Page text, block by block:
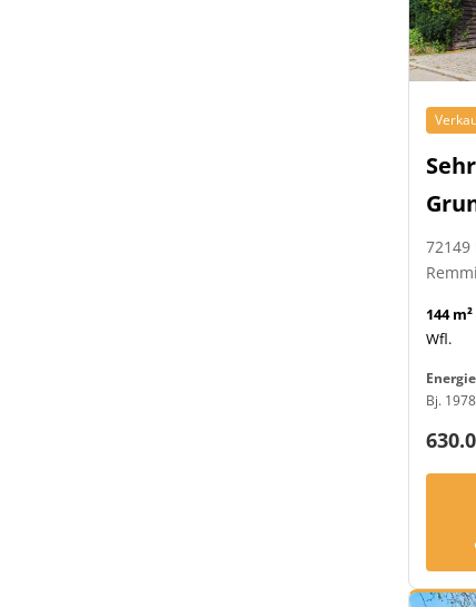
144 m²
Wfl.
Bj. 1978